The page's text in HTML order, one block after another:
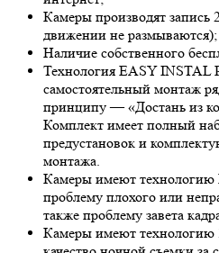
Камеры производят запись
движении не размываются);
Наличие собственного
Технология EASY INSTAL
самостоятельный монтаж
принципу — «Достань из
Комплект имеет полный
предустановок и
монтажа.
Камеры имеют технологию
проблему плохого или
также проблему завета
Камеры имеют технологию